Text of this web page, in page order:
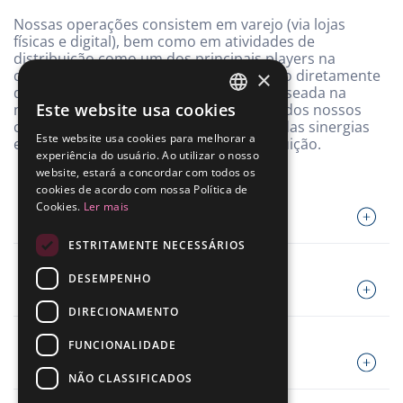
Planilha de Fundamentos
Calendário de Eventos
Cadastre-se no Mailing
Investor Day
Mailing RI
© ALLIED Powered by MZ
Nossas operações consistem em varejo (via lojas
físicas e digital), bem como em atividades de
distribuição como um dos principais players na
compra de bens eletrônicos de consumo diretamente
de fabricantes. Nossa estratégia está baseada na
manutenção do crescimento acelerado dos nossos
canais de varejo e no aprofundamento das sinergias
existentes entre estes canais e a distribuição.
VAREJO FÍSICO
VAREJO DIGITAL
DISTRIBUIÇÃO
PORTUGUESE
ENGLISH
×
Este website usa cookies
Este website usa cookies para melhorar a
experiência do usuário. Ao utilizar o nosso
website, estará a concordar com todos os
cookies de acordo com nossa Política de
Cookies. Ler mais
ESTRITAMENTE NECESSÁRIOS
DESEMPENHO
DIRECIONAMENTO
FUNCIONALIDADE
NÃO CLASSIFICADOS